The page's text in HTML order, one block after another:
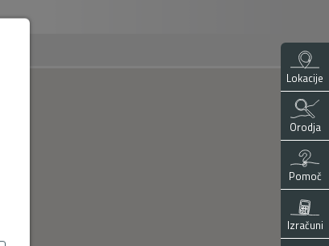
Lokacije
Orodja
Pomoč
Izračuni